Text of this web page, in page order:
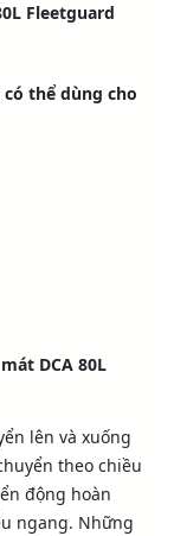
Fleetguard​
thể dùng cho
DCA 80L
lên và xuống
theo chiều
động hoàn
ngang. Những